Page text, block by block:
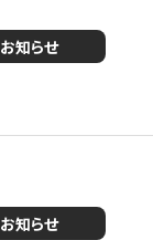
お知らせ
お知らせ